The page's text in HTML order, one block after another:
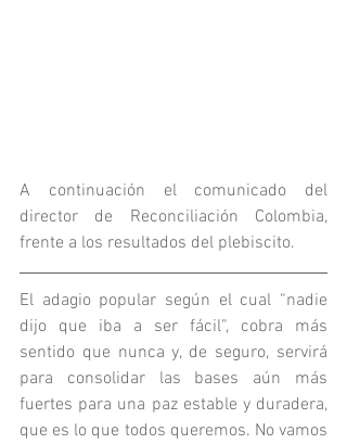
A continuación el comunicado del
director de Reconciliación Colombia,
frente a los resultados del plebiscito.
El adagio popular según el cual “nadie
dijo que iba a ser fácil”, cobra más
sentido que nunca y, de seguro, servirá
para consolidar las bases aún más
fuertes para una paz estable y duradera,
que es lo que todos queremos. No vamos